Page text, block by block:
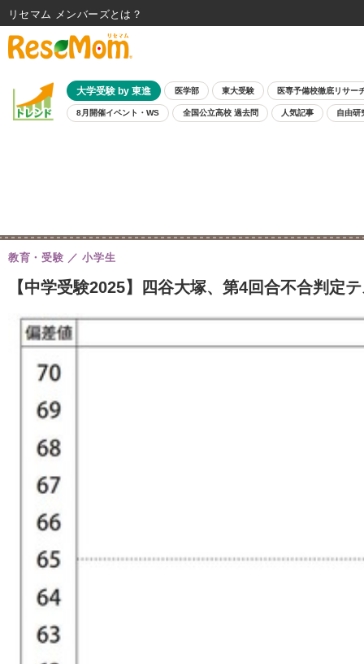
大学受験 by 東進 医学部 東大受験 医専予備校徹底リサー
8月開催イベント・WS 全国公立高校 過去問 人気記事 自由研
【中学受験2025】四谷大塚、第4回合不合判
教育・受験 小学生
リセマム メンバーズ